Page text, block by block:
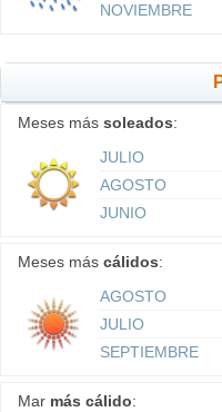
NOVIEMBRE
Meses más soleados:
JULIO
AGOSTO
JUNIO
Meses más cálidos:
AGOSTO
JULIO
SEPTIEMBRE
Mar más cálido: